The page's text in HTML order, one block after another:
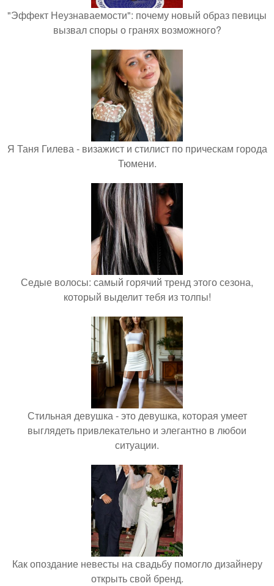
"Эффект Неузнаваемости": почему новый образ певицы
вызвал споры о гранях возможного?
Я Таня Гилева - визажист и стилист по прическам города
Тюмени.
Седые волосы: самый горячий тренд этого сезона,
который выделит тебя из толпы!
Стильная девушка - это девушка, которая умеет
выглядеть привлекательно и элегантно в любои
ситуации.
Как опоздание невесты на свадьбу помогло дизайнеру
открыть свой бренд.